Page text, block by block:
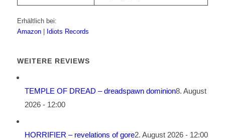
Erhältlich bei:
Amazon
Idiots Records
WEITERE REVIEWS
TEMPLE OF DREAD – dreadspawn dominion8. August
2026 - 12:00
HORRIFIER – revelations of gore2. August 2026 - 12:00